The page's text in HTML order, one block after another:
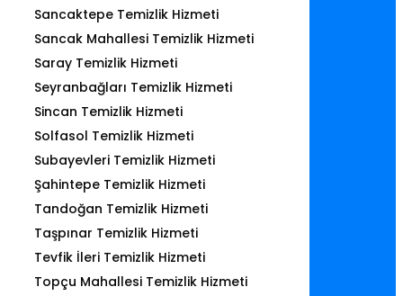
Sancaktepe Temizlik Hizmeti
Sancak Mahallesi Temizlik Hizmeti
Saray Temizlik Hizmeti
Seyranbağları Temizlik Hizmeti
Sincan Temizlik Hizmeti
Solfasol Temizlik Hizmeti
Subayevleri Temizlik Hizmeti
Şahintepe Temizlik Hizmeti
Tandoğan Temizlik Hizmeti
Taşpınar Temizlik Hizmeti
Tevfik İleri Temizlik Hizmeti
Topçu Mahallesi Temizlik Hizmeti